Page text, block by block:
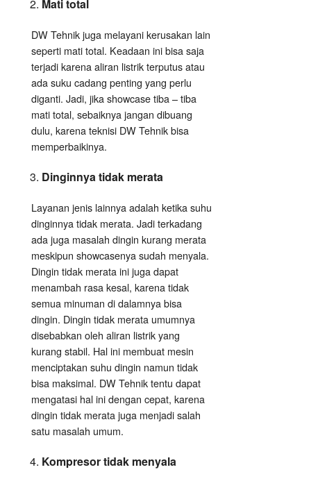
Mati total
DW Tehnik juga melayani kerusakan lain
seperti mati total. Keadaan ini bisa saja
terjadi karena aliran listrik terputus atau
ada suku cadang penting yang perlu
diganti. Jadi, jika showcase tiba – tiba
mati total, sebaiknya jangan dibuang
dulu, karena teknisi DW Tehnik bisa
memperbaikinya.
Dinginnya tidak merata
Layanan jenis lainnya adalah ketika suhu
dinginnya tidak merata. Jadi terkadang
ada juga masalah dingin kurang merata
meskipun showcasenya sudah menyala.
Dingin tidak merata ini juga dapat
menambah rasa kesal, karena tidak
semua minuman di dalamnya bisa
dingin. Dingin tidak merata umumnya
disebabkan oleh aliran listrik yang
kurang stabil. Hal ini membuat mesin
menciptakan suhu dingin namun tidak
bisa maksimal. DW Tehnik tentu dapat
mengatasi hal ini dengan cepat, karena
dingin tidak merata juga menjadi salah
satu masalah umum.
Kompresor tidak menyala